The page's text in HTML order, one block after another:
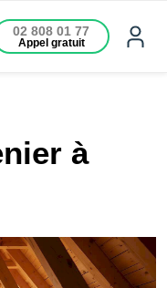
02 808 01 77
Appel gratuit
à